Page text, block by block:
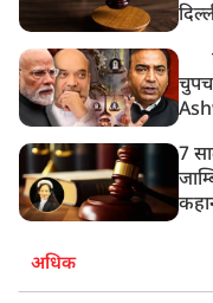
दिल्ली में AAP
बाहर BJP का प्रदर्शन
7
अधिक